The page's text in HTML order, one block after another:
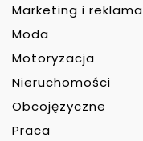
Marketing i reklama
Moda
Motoryzacja
Nieruchomości
Obcojęzyczne
Praca